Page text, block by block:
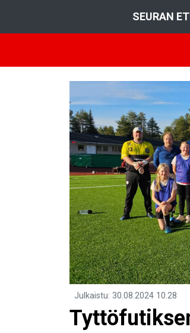
SEURAN
Julkaistu: 30.08.2024 10.28